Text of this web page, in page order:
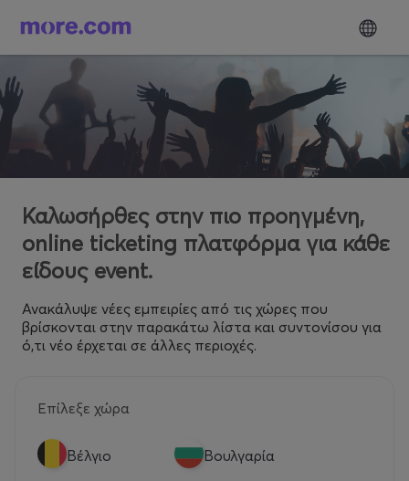
Καλωσήρθες στην πιο προηγμένη,
online ticketing πλατφόρμα για κάθε
είδους event.
Ανακάλυψε νέες εμπειρίες από τις χώρες που
βρίσκονται στην παρακάτω λίστα και συντονίσου για
ό,τι νέο έρχεται σε άλλες περιοχές.
Επίλεξε χώρα
Βέλγιο Βουλγαρία